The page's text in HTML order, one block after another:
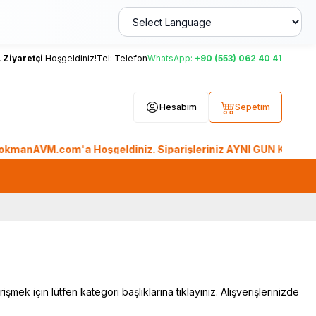
Ziyaretçi Hoşgeldiniz!Tel: TelefonWhatsApp: +90 (553) 062 40 41
Hesabım Sepetim
Hoşgeldiniz. Siparişleriniz AYNI GÜN KARGO'da.
için lütfen kategori başlıklarına tıklayınız. Alışverişlerinizde